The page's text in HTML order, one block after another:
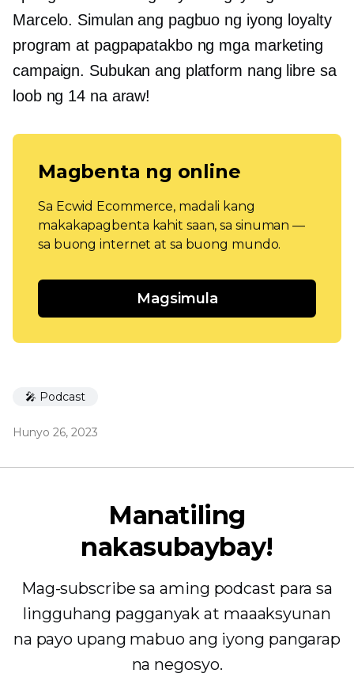
Marcelo. Simulan ang pagbuo ng iyong loyalty
program at pagpapatakbo ng mga marketing
campaign. Subukan ang platform nang libre sa
loob ng 14 na araw!
Magbenta ng online
Sa Ecwid Ecommerce, madali kang
makakapagbenta kahit saan, sa sinuman —
sa buong internet at sa buong mundo.
Magsimula
🎤 Podcast
Hunyo 26, 2023
Manatiling
nakasubaybay!
Mag-subscribe sa aming podcast para sa
lingguhang pagganyak at maaaksyunan
na payo upang mabuo ang iyong pangarap
na negosyo.